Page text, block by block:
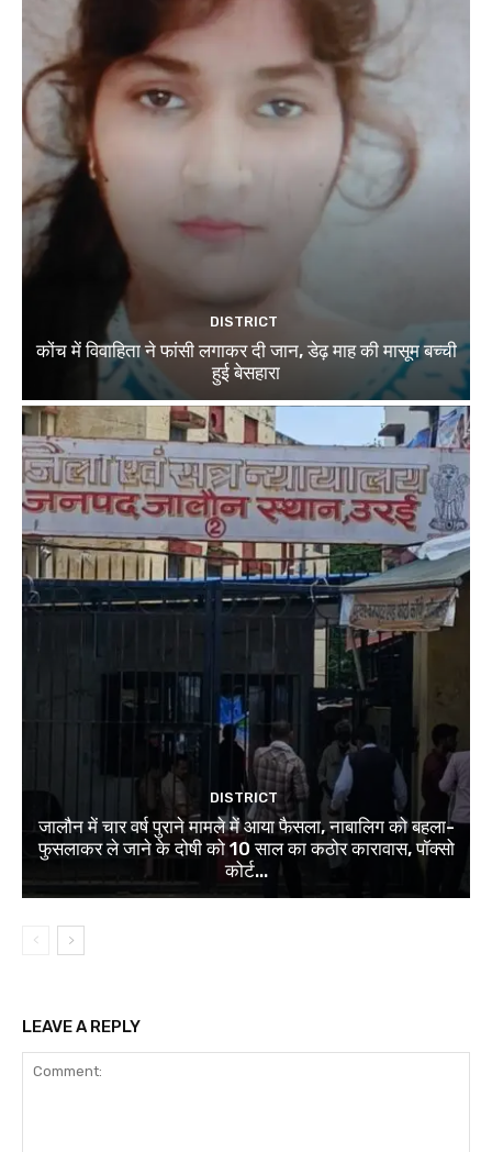
DISTRICT
कोंच में विवाहिता ने फांसी लगाकर दी जान, डेढ़ माह की मासूम बच्ची
हुई बेसहारा
DISTRICT
जालौन में चार वर्ष पुराने मामले में आया फैसला, नाबालिग को बहला-
फुसलाकर ले जाने के दोषी को 10 साल का कठोर कारावास, पॉक्सो
कोर्ट...
LEAVE A REPLY